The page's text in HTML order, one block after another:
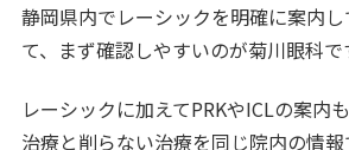
静岡県内でレーシックを明確に案内
て、まず確認しやすいのが菊川眼科で
レーシックに加えてPRKやICLの案内
治療と削らない治療を同じ院内の情